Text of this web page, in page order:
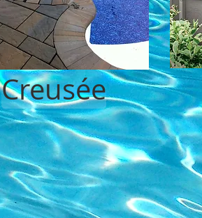
Creusée